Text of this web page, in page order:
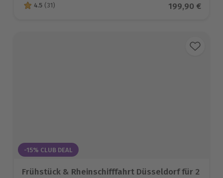
4.5 von 5 Sternen basierend auf 31 Bewertungen
4.5 (31) Aktueller
199,90 €
-15% CLUB DEAL
Frühstück & Rheinschifffahrt Düsseldorf für 2